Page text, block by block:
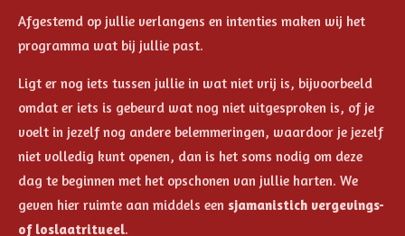
Afgestemd op jullie verlangens en intenties maken wij het
programma wat bij jullie past.
Ligt er nog iets tussen jullie in wat niet vrij is, bijvoorbeeld
omdat er iets is gebeurd wat nog niet uitgesproken is, of je
voelt in jezelf nog andere belemmeringen, waardoor je jezelf
niet volledig kunt openen, dan is het soms nodig om deze
dag te beginnen met het opschonen van jullie harten. We
geven hier ruimte aan middels een sjamanistich vergevings-
of loslaatritueel.